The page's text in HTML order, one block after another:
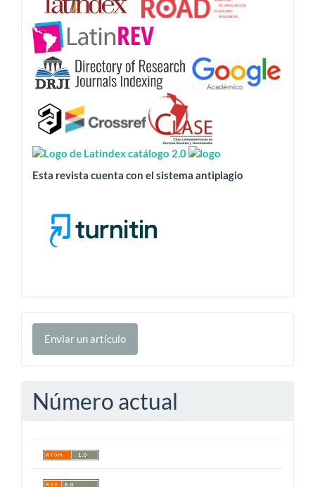
revista
está
indizada
en:
Esta revista cuenta con el sistema antiplagio
Enviar
unEnviar un artículo
Número actual